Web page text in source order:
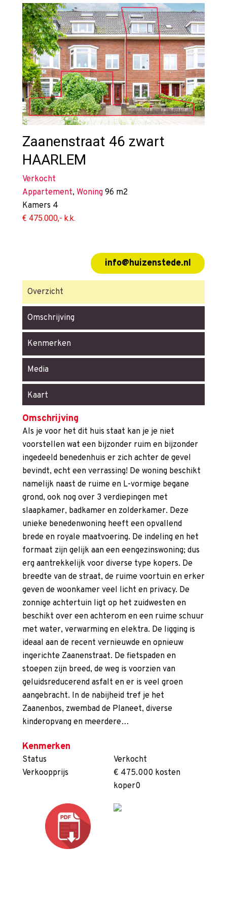
Zaanenstraat 46 zwart
HAARLEM
Verkocht
Appartement, Woning 96 m2
Kamers 4
€ 475.000,- k.k.
info@huizenstede.nl
Overzicht
Omschrijving
Kenmerken
Media
Kaart
Omschrijving
Als je voor het dit huis staat kan je je niet
voorstellen wat een bijzonder ruim en bijzonder
ingedeeld benedenhuis er zich achter de gevel
bevindt, echt een verrassing! De woning beschikt
namelijk naast de ruime en L-vormige begane
grond, ook nog over 3 verdiepingen met
slaapkamer, badkamer en zolderkamer. Deze
unieke benedenwoning heeft een opvallend
brede en royale maatvoering. De indeling en het
formaat zijn gelijk aan een eengezinswoning; dus
erg aantrekkelijk voor diverse type kopers. De
breedte van de straat, de ruime voortuin en erker
geven de woonkamer veel licht en privacy. De
zonnige achtertuin ligt op het zuidwesten en
beschikt over een achterom en een ruime schuur
met water, verwarming en elektra. De ligging is
ideaal aan de recent vernieuwde en opnieuw
ingerichte Zaanenstraat. De fietspaden en
stoepen zijn breed, de weg is voorzien van
geluidsreducerend asfalt en er is veel groen
aangebracht. In de nabijheid tref je het
Zaanenbos, zwembad de Planeet, diverse
kinderopvang en meerdere…
Kenmerken
Status
Verkocht
Verkoopprijs
€ 475.000 kosten
koper0